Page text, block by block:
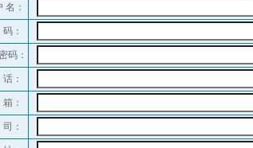
名：
：
码：
：
：
：